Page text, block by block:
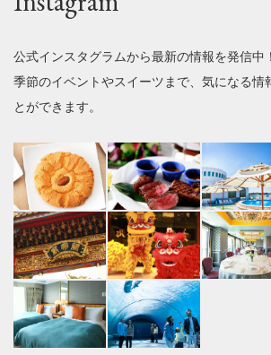
公式インスタグラムから最新の情報を発信中！
季節のイベントやスイーツまで、気になる情
とができます。